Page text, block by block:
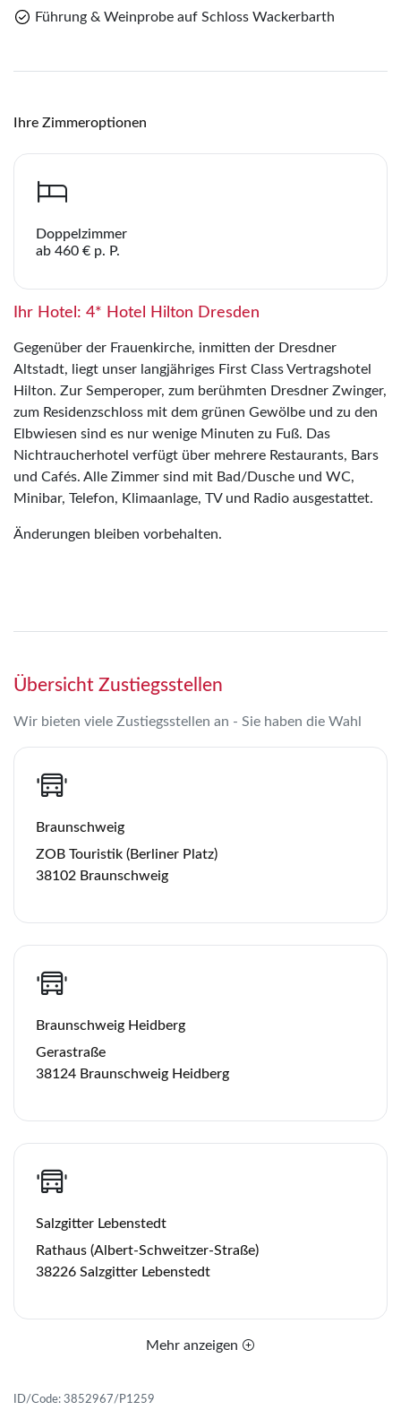
per E-Mail senden
Link kopieren
Führung & Weinprobe auf Schloss Wackerbarth
Ihre Zimmeroptionen
Doppelzimmer
ab 460 € p. P.
Ihr Hotel: 4* Hotel Hilton Dresden
Gegenüber der Frauenkirche, inmitten der Dresdner
Altstadt, liegt unser langjähriges First Class Vertragshotel
Hilton. Zur Semperoper, zum berühmten Dresdner Zwinger,
zum Residenzschloss mit dem grünen Gewölbe und zu den
Elbwiesen sind es nur wenige Minuten zu Fuß. Das
Nichtraucherhotel verfügt über mehrere Restaurants, Bars
und Cafés. Alle Zimmer sind mit Bad/Dusche und WC,
Minibar, Telefon, Klimaanlage, TV und Radio ausgestattet.
Änderungen bleiben vorbehalten.
Übersicht Zustiegsstellen
Wir bieten viele Zustiegsstellen an - Sie haben die Wahl
Braunschweig
ZOB Touristik (Berliner Platz)
38102 Braunschweig
Braunschweig Heidberg
Gerastraße
38124 Braunschweig Heidberg
Salzgitter Lebenstedt
Rathaus (Albert-Schweitzer-Straße)
38226 Salzgitter Lebenstedt
Mehr anzeigen
ID/Code: 3852967/P1259